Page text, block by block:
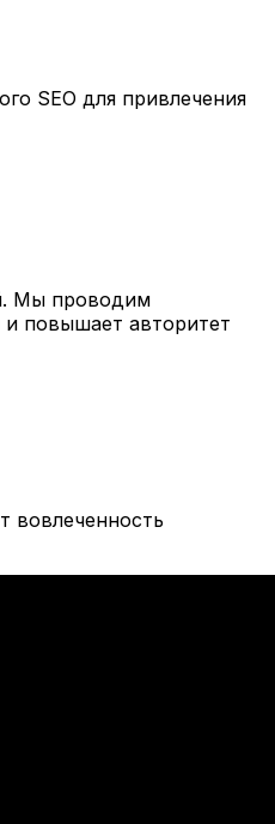
SEO для привлечения
Мы проводим
и повышает авторитет
вовлеченность